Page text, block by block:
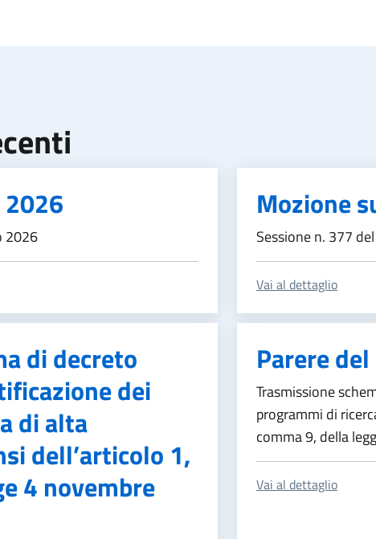
2026
Mozione
Sessione n. 377
Vai al dettaglio
di decreto
dei
di alta
dell’articolo 1,
4 novembre
Parere
Trasmissione
programmi di
comma 9, della
Vai al dettaglio